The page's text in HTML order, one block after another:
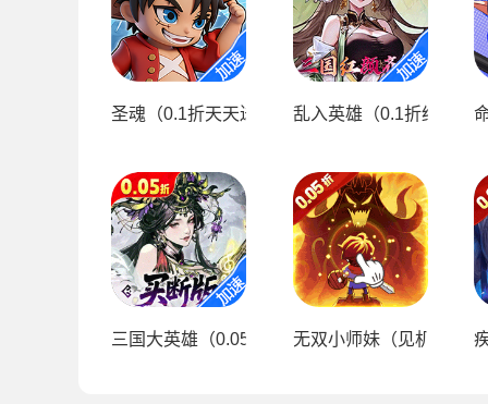
圣魂（0.1折天天送6480）（海贼王）
乱入英雄（0.1折红颜霸
三国大英雄（0.05折买断版）无双小师妹（见机行事